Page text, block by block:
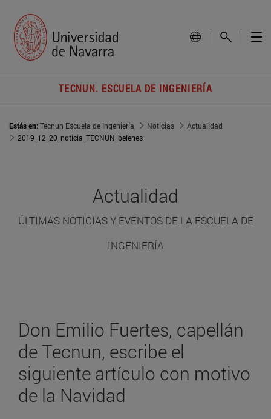
TECNUN. ESCUELA DE INGENIERÍA
Estás en:Tecnun Escuela de Ingeniería Noticias
Actualidad
2019_12_20_noticia_TECNUN_belenes
Actualidad
ÚLTIMAS NOTICIAS Y EVENTOS DE LA ESCUELA DE
INGENIERÍA
Don Emilio Fuertes, capellán
de Tecnun, escribe el
siguiente artículo con motivo
de la Navidad